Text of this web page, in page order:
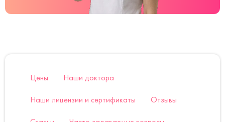
Цены Наши доктора
Наши лицензии и сертификаты Отзывы